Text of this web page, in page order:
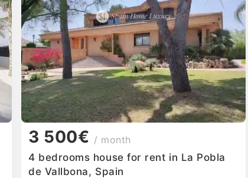
3 500€ / month
4 bedrooms house for rent in La Pobla
de Vallbona, Spain